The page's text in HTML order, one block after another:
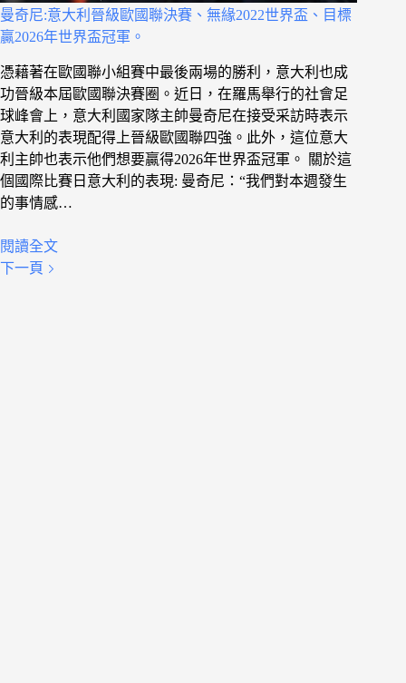
曼奇尼:意大利晉級歐國聯決賽、無緣2022世界盃、目標
贏2026年世界盃冠軍。
憑藉著在歐國聯小組賽中最後兩場的勝利，意大利也成
功晉級本屆歐國聯決賽圈。近日，在羅馬舉行的社會足
球峰會上，意大利國家隊主帥曼奇尼在接受采訪時表示
意大利的表現配得上晉級歐國聯四強。此外，這位意大
利主帥也表示他們想要贏得2026年世界盃冠軍。 關於這
個國際比賽日意大利的表現: 曼奇尼：“我們對本週發生
的事情感…
閱讀全文
下一頁